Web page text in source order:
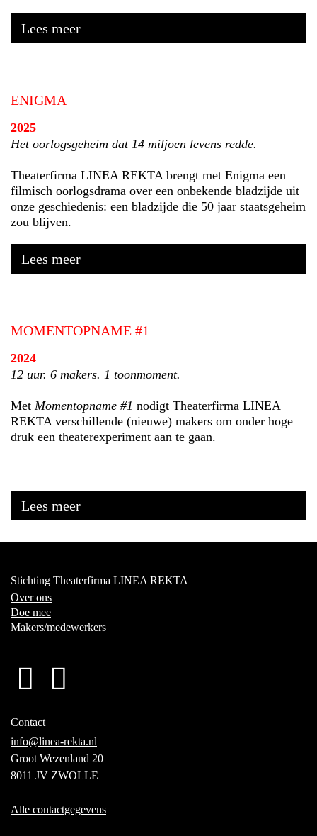
Lees meer
ENIGMA
2025
Het oorlogsgeheim dat 14 miljoen levens redde.
Theaterfirma LINEA REKTA brengt met Enigma een
filmisch oorlogsdrama over een onbekende bladzijde uit
onze geschiedenis: een bladzijde die 50 jaar staatsgeheim
zou blijven.
Lees meer
MOMENTOPNAME #1
2024
12 uur. 6 makers. 1 toonmoment.
Met Momentopname #1 nodigt Theaterfirma LINEA
REKTA verschillende (nieuwe) makers om onder hoge
druk een theaterexperiment aan te gaan.
Lees meer
Stichting Theaterfirma LINEA REKTA
Over ons
Doe mee
Makers/medewerkers
Contact
info@linea-rekta.nl
Groot Wezenland 20
8011 JV ZWOLLE
Alle contactgegevens